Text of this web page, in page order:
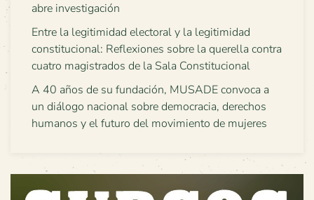
abre investigación
Entre la legitimidad electoral y la legitimidad
constitucional: Reflexiones sobre la querella contra
cuatro magistrados de la Sala Constitucional
A 40 años de su fundación, MUSADE convoca a
un diálogo nacional sobre democracia, derechos
humanos y el futuro del movimiento de mujeres